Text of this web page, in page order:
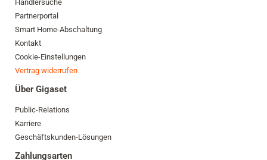
Händlersuche
Partnerportal
Smart Home-Abschaltung
Kontakt
Cookie-Einstellungen
Vertrag widerrufen
Über Gigaset
Public-Relations
Karriere
Geschäftskunden-Lösungen
Zahlungsarten